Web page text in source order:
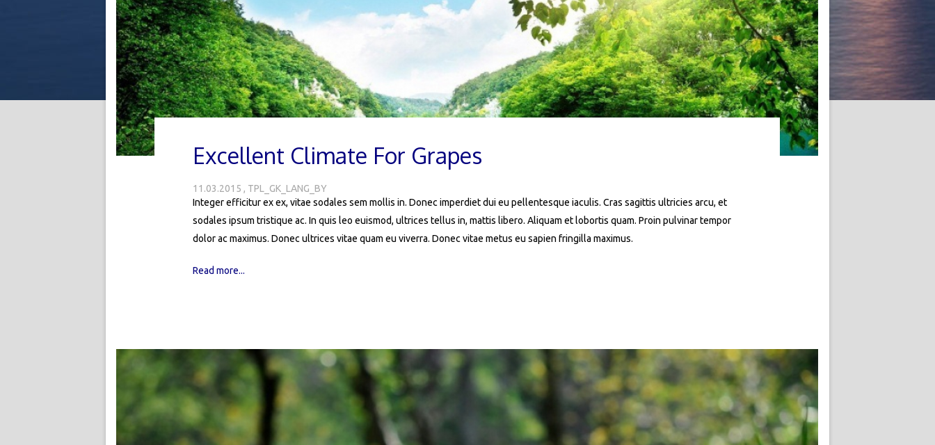
Excellent Climate For Grapes
11.03.2015
TPL_GK_LANG_BY
Integer efficitur ex ex, vitae sodales sem mollis in. Donec imperdiet dui eu pellentesque iaculis. Cras sagittis ultricies arcu, et
sodales ipsum tristique ac. In quis leo euismod, ultrices tellus in, mattis libero. Aliquam et lobortis quam. Proin pulvinar tempor
dolor ac maximus. Donec ultrices vitae quam eu viverra. Donec vitae metus eu sapien fringilla maximus.
Read more...